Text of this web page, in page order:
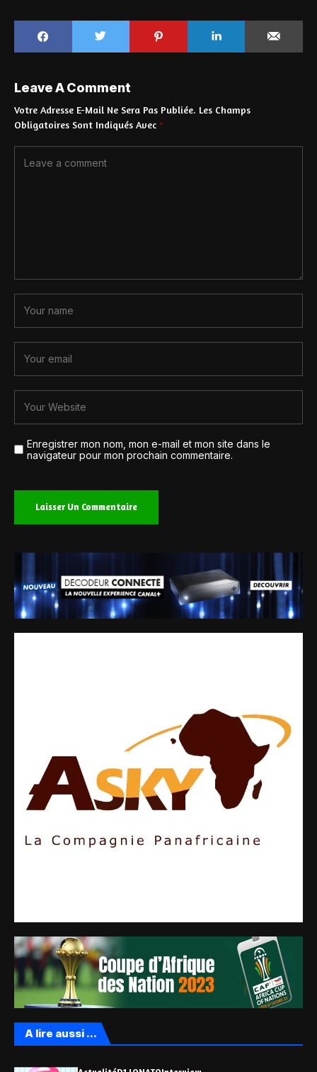
Leave A Comment
Votre Adresse E-Mail Ne Sera Pas Publiée. Les Champs
Obligatoires Sont Indiqués Avec *
Enregistrer mon nom, mon e-mail et mon site dans le
navigateur pour mon prochain commentaire.
A lire aussi ...